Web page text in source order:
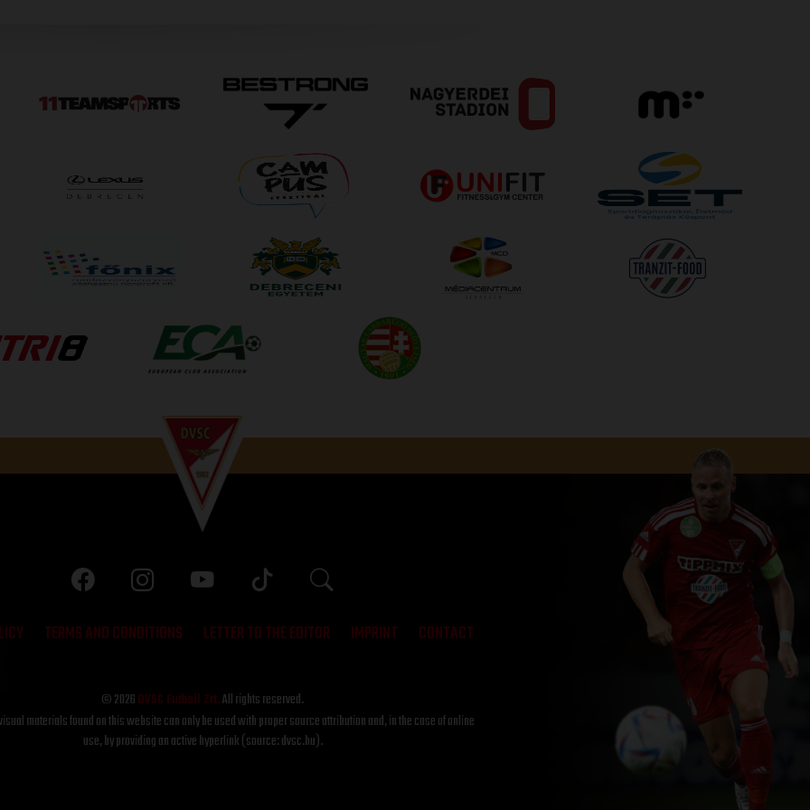
TERMS AND CONDITIONS LETTER TO THE EDITOR IMPRINT CONTACT
© 2026DVSC Futball Zrt.All rights reserved.
materials found on this website can only be used with proper source attribution and, in the case of online
use, by providing an active hyperlink (source: dvsc.hu).